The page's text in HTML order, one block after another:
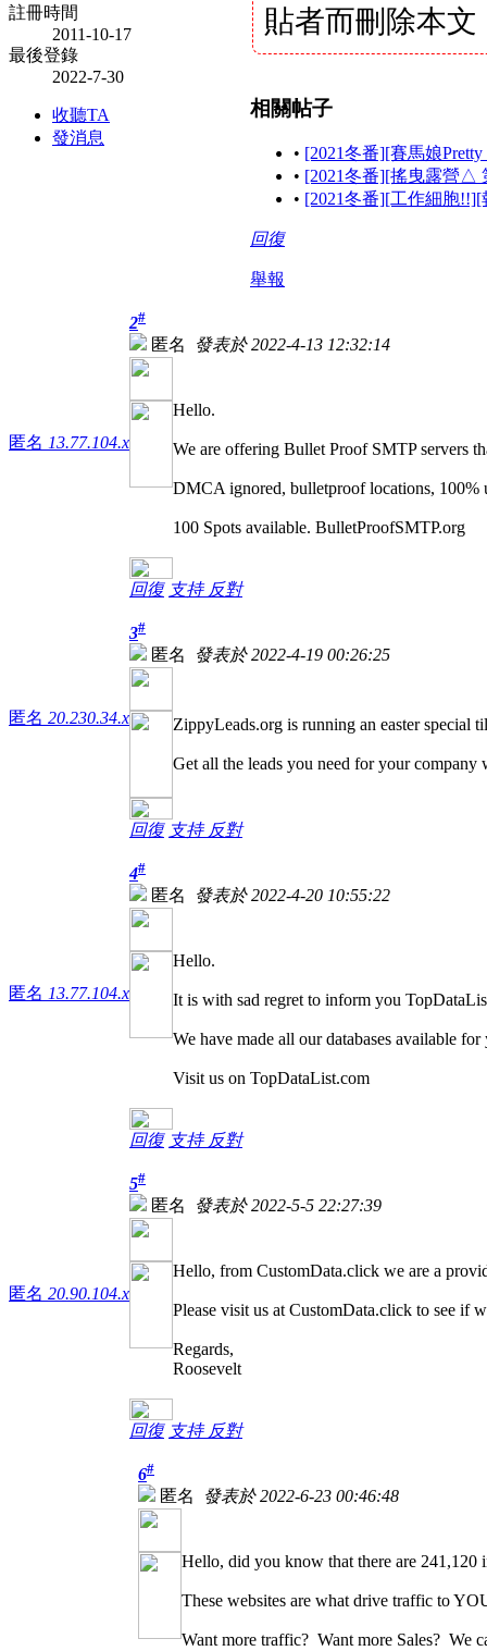
註冊時間
2011-10-17
最後登錄
2022-7-30
收聽TA
發消息
貼者而刪除本文
相關帖子
• [2021冬番][賽馬娘
• [2021冬番][搖曳露營△
• [2021冬番][工作細胞
回復
舉報
匿名 13.77.104.x
2#
匿名 發表於 2022-4-13 12:32:14
Hello.
We are offering Bullet Proof SMTP servers
DMCA ignored, bulletproof locations, 100%
100 Spots available. BulletProofSMTP.org
回復 支持 反對
匿名 20.230.34.x
3#
匿名 發表於 2022-4-19 00:26:25
ZippyLeads.org is running an easter special
Get all the leads you need for your company
回復 支持 反對
匿名 13.77.104.x
4#
匿名 發表於 2022-4-20 10:55:22
Hello.
It is with sad regret to inform you
We have made all our databases available
Visit us on TopDataList.com
回復 支持 反對
匿名 20.90.104.x
5#
匿名 發表於 2022-5-5 22:27:39
Hello, from CustomData.click we are a
Please visit us at CustomData.click to see if
Regards,
Roosevelt
回復 支持 反對
6#
匿名 發表於 2022-6-23 00:46:48
Hello, did you know that there are 241,120
These websites are what drive traffic to
Want more traffic? Want more Sales? We